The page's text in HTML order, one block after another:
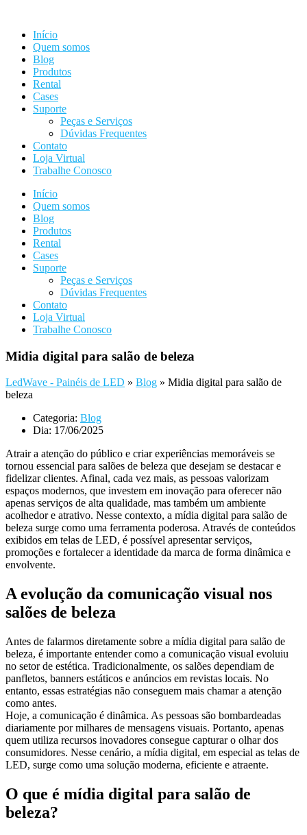
conteúdo
Início
Quem somos
Blog
Produtos
Rental
Cases
Suporte
Peças e Serviços
Dúvidas Frequentes
Contato
Loja Virtual
Trabalhe Conosco
Início
Quem somos
Blog
Produtos
Rental
Cases
Suporte
Peças e Serviços
Dúvidas Frequentes
Contato
Loja Virtual
Trabalhe Conosco
Midia digital para salão de beleza
LedWave - Painéis de LED » Blog » Midia digital para salão de
beleza
Categoria: Blog
Dia: 17/06/2025
Atrair a atenção do público e criar experiências memoráveis se
tornou essencial para salões de beleza que desejam se destacar e
fidelizar clientes. Afinal, cada vez mais, as pessoas valorizam
espaços modernos, que investem em inovação para oferecer não
apenas serviços de alta qualidade, mas também um ambiente
acolhedor e atrativo. Nesse contexto, a mídia digital para salão de
beleza surge como uma ferramenta poderosa. Através de conteúdos
exibidos em telas de LED, é possível apresentar serviços,
promoções e fortalecer a identidade da marca de forma dinâmica e
envolvente.
A evolução da comunicação visual nos
salões de beleza
Antes de falarmos diretamente sobre a mídia digital para salão de
beleza, é importante entender como a comunicação visual evoluiu
no setor de estética. Tradicionalmente, os salões dependiam de
panfletos, banners estáticos e anúncios em revistas locais. No
entanto, essas estratégias não conseguem mais chamar a atenção
como antes.
Hoje, a comunicação é dinâmica. As pessoas são bombardeadas
diariamente por milhares de mensagens visuais. Portanto, apenas
quem utiliza recursos inovadores consegue capturar o olhar dos
consumidores. Nesse cenário, a mídia digital, em especial as telas de
LED, surge como uma solução moderna, eficiente e atraente.
O que é mídia digital para salão de
beleza?